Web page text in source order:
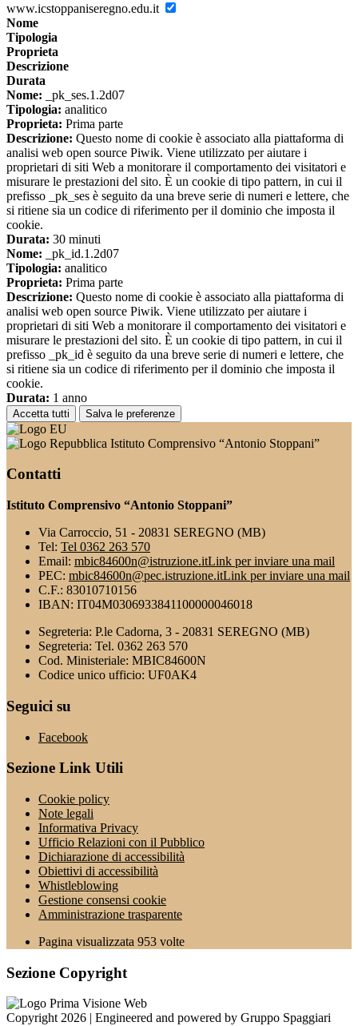
www.icstoppaniseregno.edu.it
Nome
Tipologia
Proprieta
Descrizione
Durata
Nome: _pk_ses.1.2d07
Tipologia: analitico
Proprieta: Prima parte
Descrizione: Questo nome di cookie è associato alla piattaforma di
analisi web open source Piwik. Viene utilizzato per aiutare i
proprietari di siti Web a monitorare il comportamento dei visitatori e
misurare le prestazioni del sito. È un cookie di tipo pattern, in cui il
prefisso _pk_ses è seguito da una breve serie di numeri e lettere, che
si ritiene sia un codice di riferimento per il dominio che imposta il
cookie.
Durata: 30 minuti
Nome: _pk_id.1.2d07
Tipologia: analitico
Proprieta: Prima parte
Descrizione: Questo nome di cookie è associato alla piattaforma di
analisi web open source Piwik. Viene utilizzato per aiutare i
proprietari di siti Web a monitorare il comportamento dei visitatori e
misurare le prestazioni del sito. È un cookie di tipo pattern, in cui il
prefisso _pk_id è seguito da una breve serie di numeri e lettere, che
si ritiene sia un codice di riferimento per il dominio che imposta il
cookie.
Durata: 1 anno
Accetta tutti Salva le preferenze
Istituto Comprensivo “Antonio Stoppani”
Contatti
Istituto Comprensivo “Antonio Stoppani”
Via Carroccio, 51 - 20831 SEREGNO (MB)
Tel: Tel 0362 263 570
Email: mbic84600n@istruzione.itLink per inviare una mail
PEC: mbic84600n@pec.istruzione.itLink per inviare una mail
C.F.: 83010710156
IBAN: IT04M0306933841100000046018
Segreteria: P.le Cadorna, 3 - 20831 SEREGNO (MB)
Segreteria: Tel. 0362 263 570
Cod. Ministeriale: MBIC84600N
Codice unico ufficio: UF0AK4
Seguici su
Facebook
Sezione Link Utili
Cookie policy
Note legali
Informativa Privacy
Ufficio Relazioni con il Pubblico
Dichiarazione di accessibilità
Obiettivi di accessibilità
Whistleblowing
Gestione consensi cookie
Amministrazione trasparente
Pagina visualizzata 953 volte
Sezione Copyright
Copyright 2026 | Engineered and powered by Gruppo Spaggiari